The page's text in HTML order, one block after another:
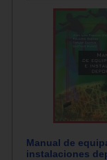
Manual de
instalaciones